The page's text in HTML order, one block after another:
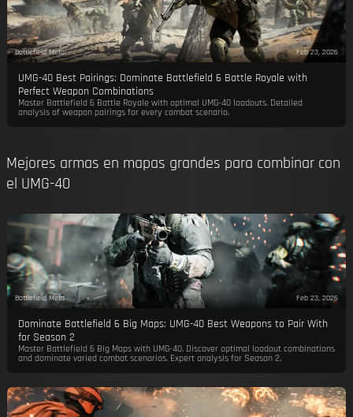
Battlefield Meta Feb 23, 2026
UMG-40 Best Pairings: Dominate Battlefield 6 Battle Royale with
Perfect Weapon Combinations
Master Battlefield 6 Battle Royale with optimal UMG-40 loadouts. Detailed
analysis of weapon pairings for every combat scenario.
Mejores armas en mapas grandes para combinar con
el UMG-40
Battlefield Meta Feb 23, 2026
Dominate Battlefield 6 Big Maps: UMG-40 Best Weapons to Pair With
for Season 2
Master Battlefield 6 Big Maps with UMG-40. Discover optimal loadout combinations
and dominate varied combat scenarios. Expert analysis for Season 2.